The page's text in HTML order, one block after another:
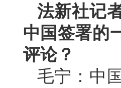
法新社记
中国签署的
评论？
毛宁：中